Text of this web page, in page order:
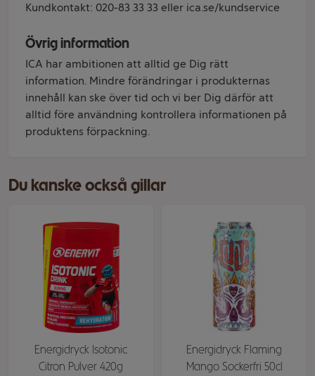
Kundkontakt: 020-83 33 33 eller ica.se/kundservice
Övrig information
ICA har ambitionen att alltid ge Dig rätt
information. Mindre förändringar i produkternas
innehåll kan ske över tid och vi ber Dig därför att
alltid före användning kontrollera informationen på
produktens förpackning.
Du kanske också gillar
Energidryck Isotonic
Citron Pulver 420g
Energidryck Flaming
Mango Sockerfri 50cl